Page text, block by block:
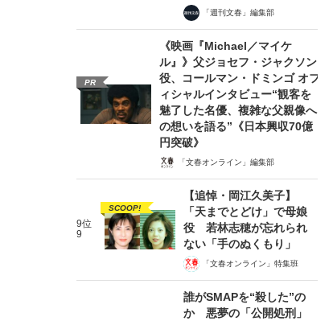
「週刊文春」編集部
PR
《映画『Michael／マイケ
ル』》父ジョセフ・ジャクソン
役、コールマン・ドミンゴ オフ
ィシャルインタビュー“観客を
魅了した名優、複雑な父親像へ
の想いを語る”《日本興収70億
円突破》
「文春オンライン」編集部
9位
9
SCOOP!
【追悼・岡江久美子】
「天までとどけ」で母娘
役 若林志穂が忘れられ
ない「手のぬくもり」
「文春オンライン」特集班
誰がSMAPを“殺した”の
か 悪夢の「公開処刑」